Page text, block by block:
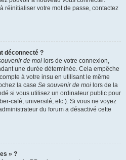
réinitialiser votre mot de passe, contactez
déconnecté ?
de moi lors de votre connexion,
une durée déterminée. Cela empêche
à votre insu en utilisant le même
la case Se souvenir de moi lors de la
si vous utilisez un ordinateur public pour
café, université, etc.). Si vous ne voyez
du forum a désactivé cette
» ?